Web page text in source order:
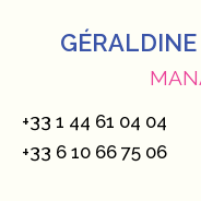
+33 1 44 61 04 04
+33 6 10 66 75 06